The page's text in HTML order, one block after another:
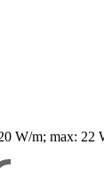
W/m; max: 22